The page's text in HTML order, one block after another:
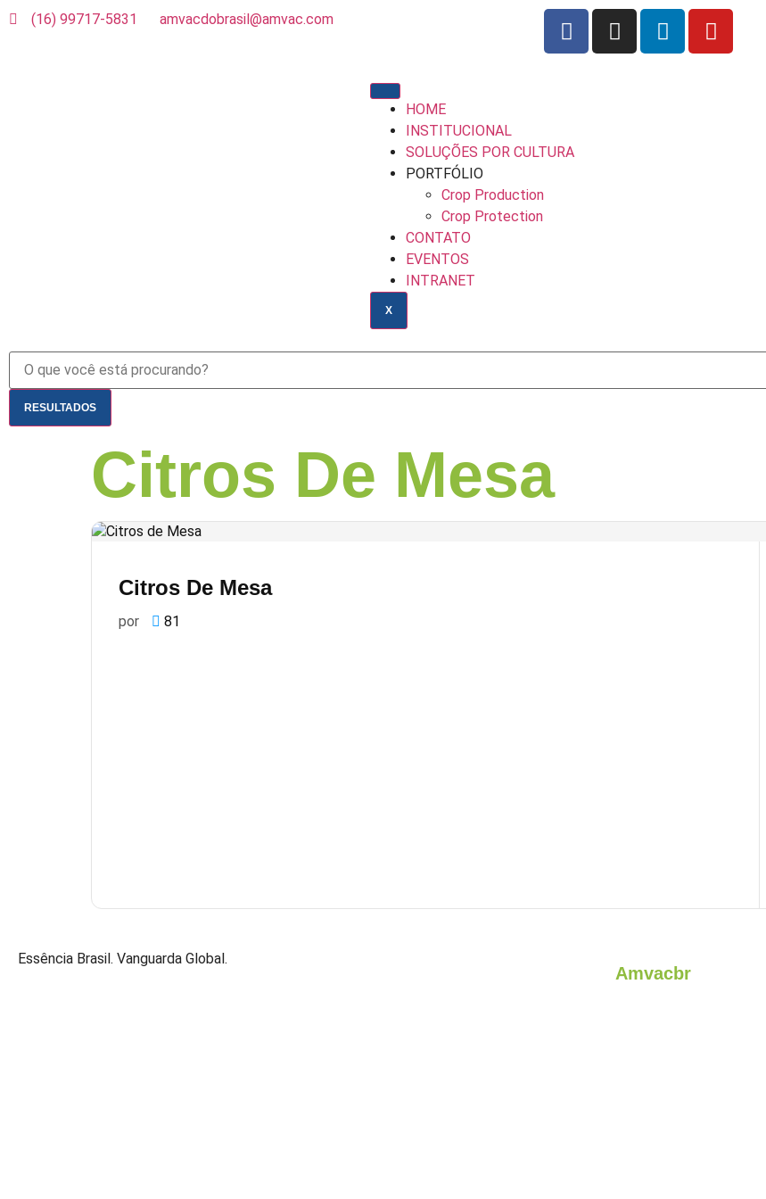
(16) 99717-5831 amvacdobrasil@amvac.com
HOME
INSTITUCIONAL
SOLUÇÕES POR CULTURA
PORTFÓLIO
Crop Production
Crop Protection
CONTATO
EVENTOS
INTRANET
X
RESULTADOS
Citros De Mesa
Citros De Mesa
por 81
Essência Brasil. Vanguarda Global.
Amvacbr